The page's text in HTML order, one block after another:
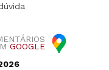
GOOGLE